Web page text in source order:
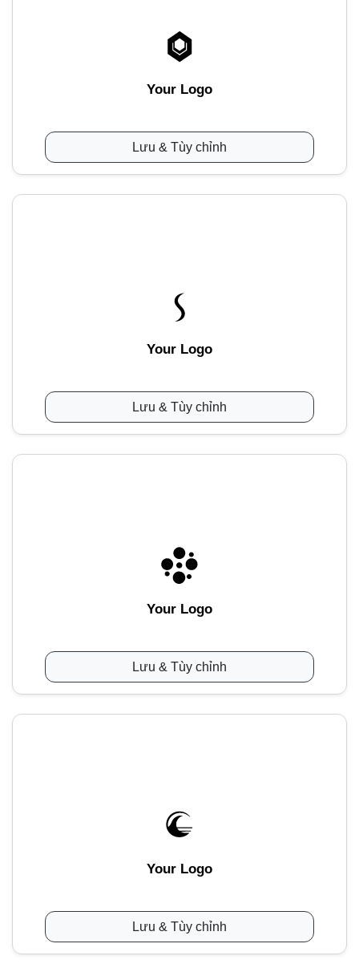
Your Logo
Lưu & Tùy chỉnh
Your Logo
Lưu & Tùy chỉnh
Your Logo
Lưu & Tùy chỉnh
Your Logo
Lưu & Tùy chỉnh